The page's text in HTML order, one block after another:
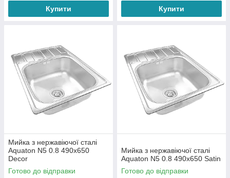
Купити Купити
Мийка з нержавіючої сталі
Aquaton N5 0.8 490х650
Decor
Готово до відправки
Мийка з нержавіючої сталі
Aquaton N5 0.8 490х650 Satin
Готово до відправки